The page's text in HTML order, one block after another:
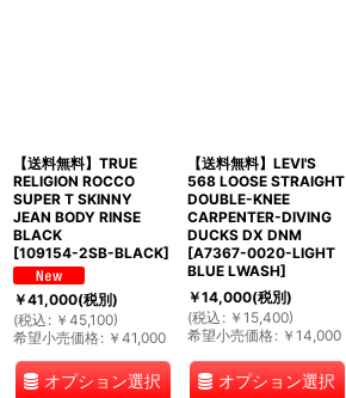
【送料無料】TRUE
RELIGION ROCCO
SUPER T SKINNY
JEAN BODY RINSE
BLACK
[109154-2SB-BLACK]
￥41,000(税別)
(税込 : ￥ 45,100)
希望小売価格: ￥ 41,000
オプション選択
【送料無料】LEVI'S
568 LOOSE STRAIGHT
DOUBLE-KNEE
CARPENTER-DIVING
DUCKS DX DNM
[A7367-0020-LIGHT
BLUE LWASH]
￥14,000(税別)
(税込 : ￥ 15,400)
希望小売価格: ￥ 14,000
オプション選択